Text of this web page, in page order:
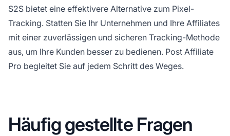
S2S bietet eine effektivere Alternative zum Pixel-
Tracking. Statten Sie Ihr Unternehmen und Ihre Affiliates
mit einer zuverlässigen und sicheren Tracking-Methode
aus, um Ihre Kunden besser zu bedienen. Post Affiliate
Pro begleitet Sie auf jedem Schritt des Weges.
Häufig gestellte Fragen